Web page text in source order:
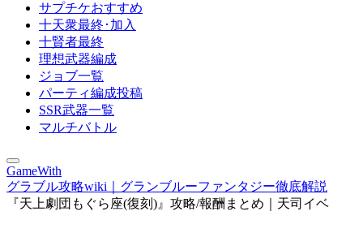
サプチケおすすめ
十天衆最終･加入
十賢者最終
理想武器編成
ジョブ一覧
パーティ編成投稿
SSR武器一覧
マルチバトル
GameWith
グラブル攻略wiki｜グランブルーファンタジー徹底解説
『天上劇団もぐら座(復刻)』攻略/報酬まとめ｜天司イベ